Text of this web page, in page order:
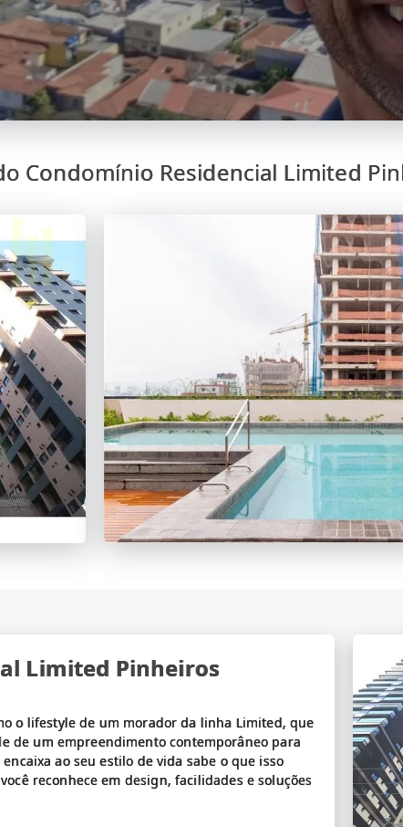
Condomínio Residencial Limited
Limited Pinheiros
o lifestyle de um morador da linha Limited, que
de um empreendimento contemporâneo para
ao seu estilo de vida sabe o que isso
reconhece em design, facilidades e soluções